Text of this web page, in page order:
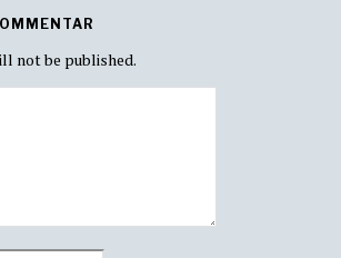
not be published.